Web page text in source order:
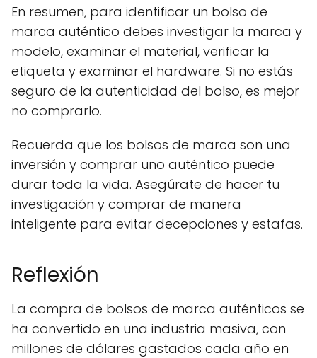
En resumen, para identificar un bolso de
marca auténtico debes investigar la marca y
modelo, examinar el material, verificar la
etiqueta y examinar el hardware. Si no estás
seguro de la autenticidad del bolso, es mejor
no comprarlo.
Recuerda que los bolsos de marca son una
inversión y comprar uno auténtico puede
durar toda la vida. Asegúrate de hacer tu
investigación y comprar de manera
inteligente para evitar decepciones y estafas.
Reflexión
La compra de bolsos de marca auténticos se
ha convertido en una industria masiva, con
millones de dólares gastados cada año en